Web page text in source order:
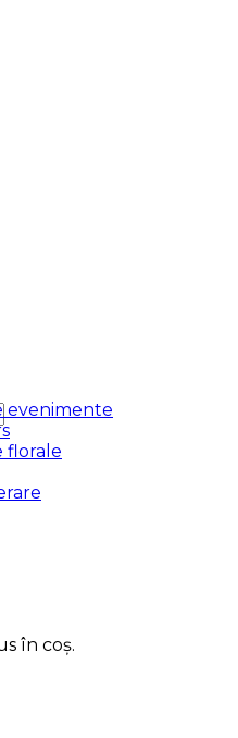
în coș.
evenimente
florale